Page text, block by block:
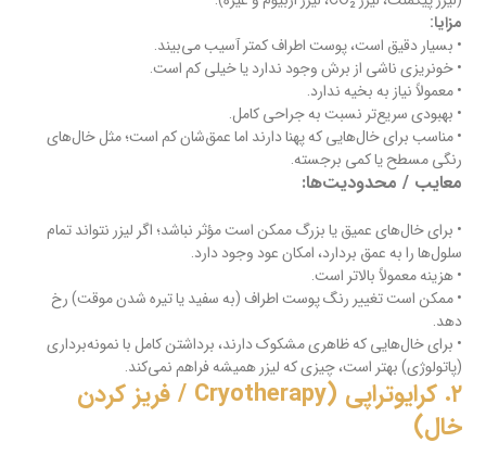
مزایا:
• بسیار دقیق است، پوست اطراف کمتر آسیب می‌بیند.
• خونریزی ناشی از برش وجود ندارد یا خیلی کم است.
• معمولاً نیاز به بخیه ندارد.
• بهبودی سریع‌تر نسبت به جراحی کامل.
• مناسب برای خال‌هایی که پهنا دارند اما عمق‌شان کم است؛ مثل خال‌های
رنگی مسطح یا کمی برجسته.
معایب / محدودیت‌ها:
• برای خال‌های عمیق یا بزرگ ممکن است مؤثر نباشد؛ اگر لیزر نتواند تمام
سلول‌ها را به عمق بردارد، امکان عود وجود دارد.
• هزینه معمولاً بالاتر است.
• ممکن است تغییر رنگ پوست اطراف (به سفید یا تیره شدن موقت) رخ
دهد.
• برای خال‌هایی که ظاهری مشکوک دارند، برداشتن کامل با نمونه‌برداری
(پاتولوژی) بهتر است، چیزی که لیزر همیشه فراهم نمی‌کند.
۲. کرایوتراپی (Cryotherapy / فریز کردن
خال)